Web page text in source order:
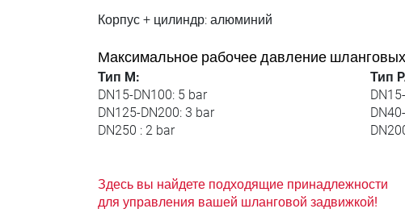
Корпус + цилиндр: алюминий
Максимальное рабочее давление
Тип M:
DN15-DN100: 5 bar
DN125-DN200: 3 bar
DN250 : 2 bar
Тип
Здесь вы найдете подходящие принадлежности
для управления вашей шланговой задвижкой!